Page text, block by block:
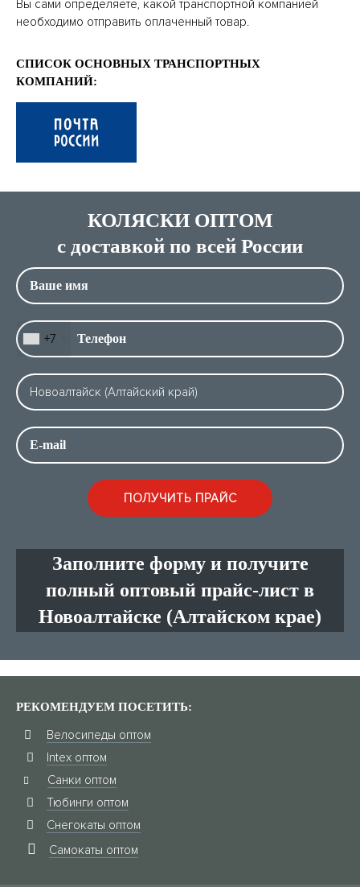
Вы сами определяете, какой транспортной компанией
необходимо отправить оплаченный товар.
СПИСОК ОСНОВНЫХ ТРАНСПОРТНЫХ
КОМПАНИЙ:
КОЛЯСКИ ОПТОМ
с доставкой по всей России
+7
Заполните форму и получите
полный оптовый прайс-лист в
Новоалтайске (Алтайском крае)
РЕКОМЕНДУЕМ ПОСЕТИТЬ:
Велосипеды оптом
Intex оптом
Санки оптом
Тюбинги оптом
Снегокаты оптом
Самокаты оптом